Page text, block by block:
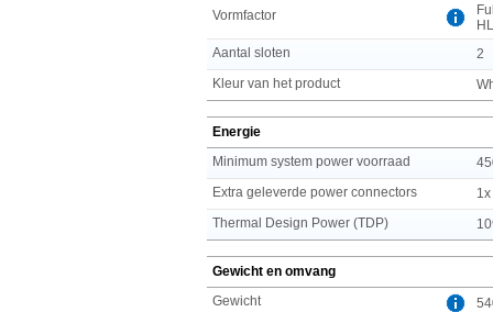
Vormfactor
HL
Aantal sloten
2
Kleur van het product
Energie
Minimum system power voorraad
Extra geleverde power connectors
Thermal Design Power (TDP)
Gewicht en omvang
Gewicht